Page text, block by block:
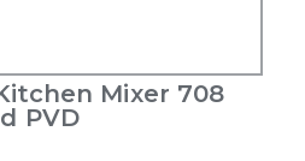
Mixer 708
PVD